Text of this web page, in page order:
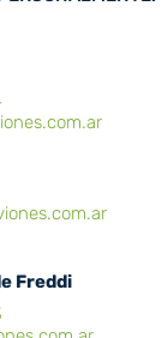
Freddi